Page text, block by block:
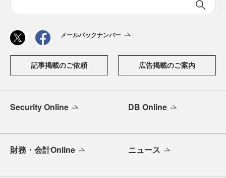
メールバックナンバー
記事掲載のご依頼 広告掲載のご案内
Security Online DB Online
財務・会計Online ニュース